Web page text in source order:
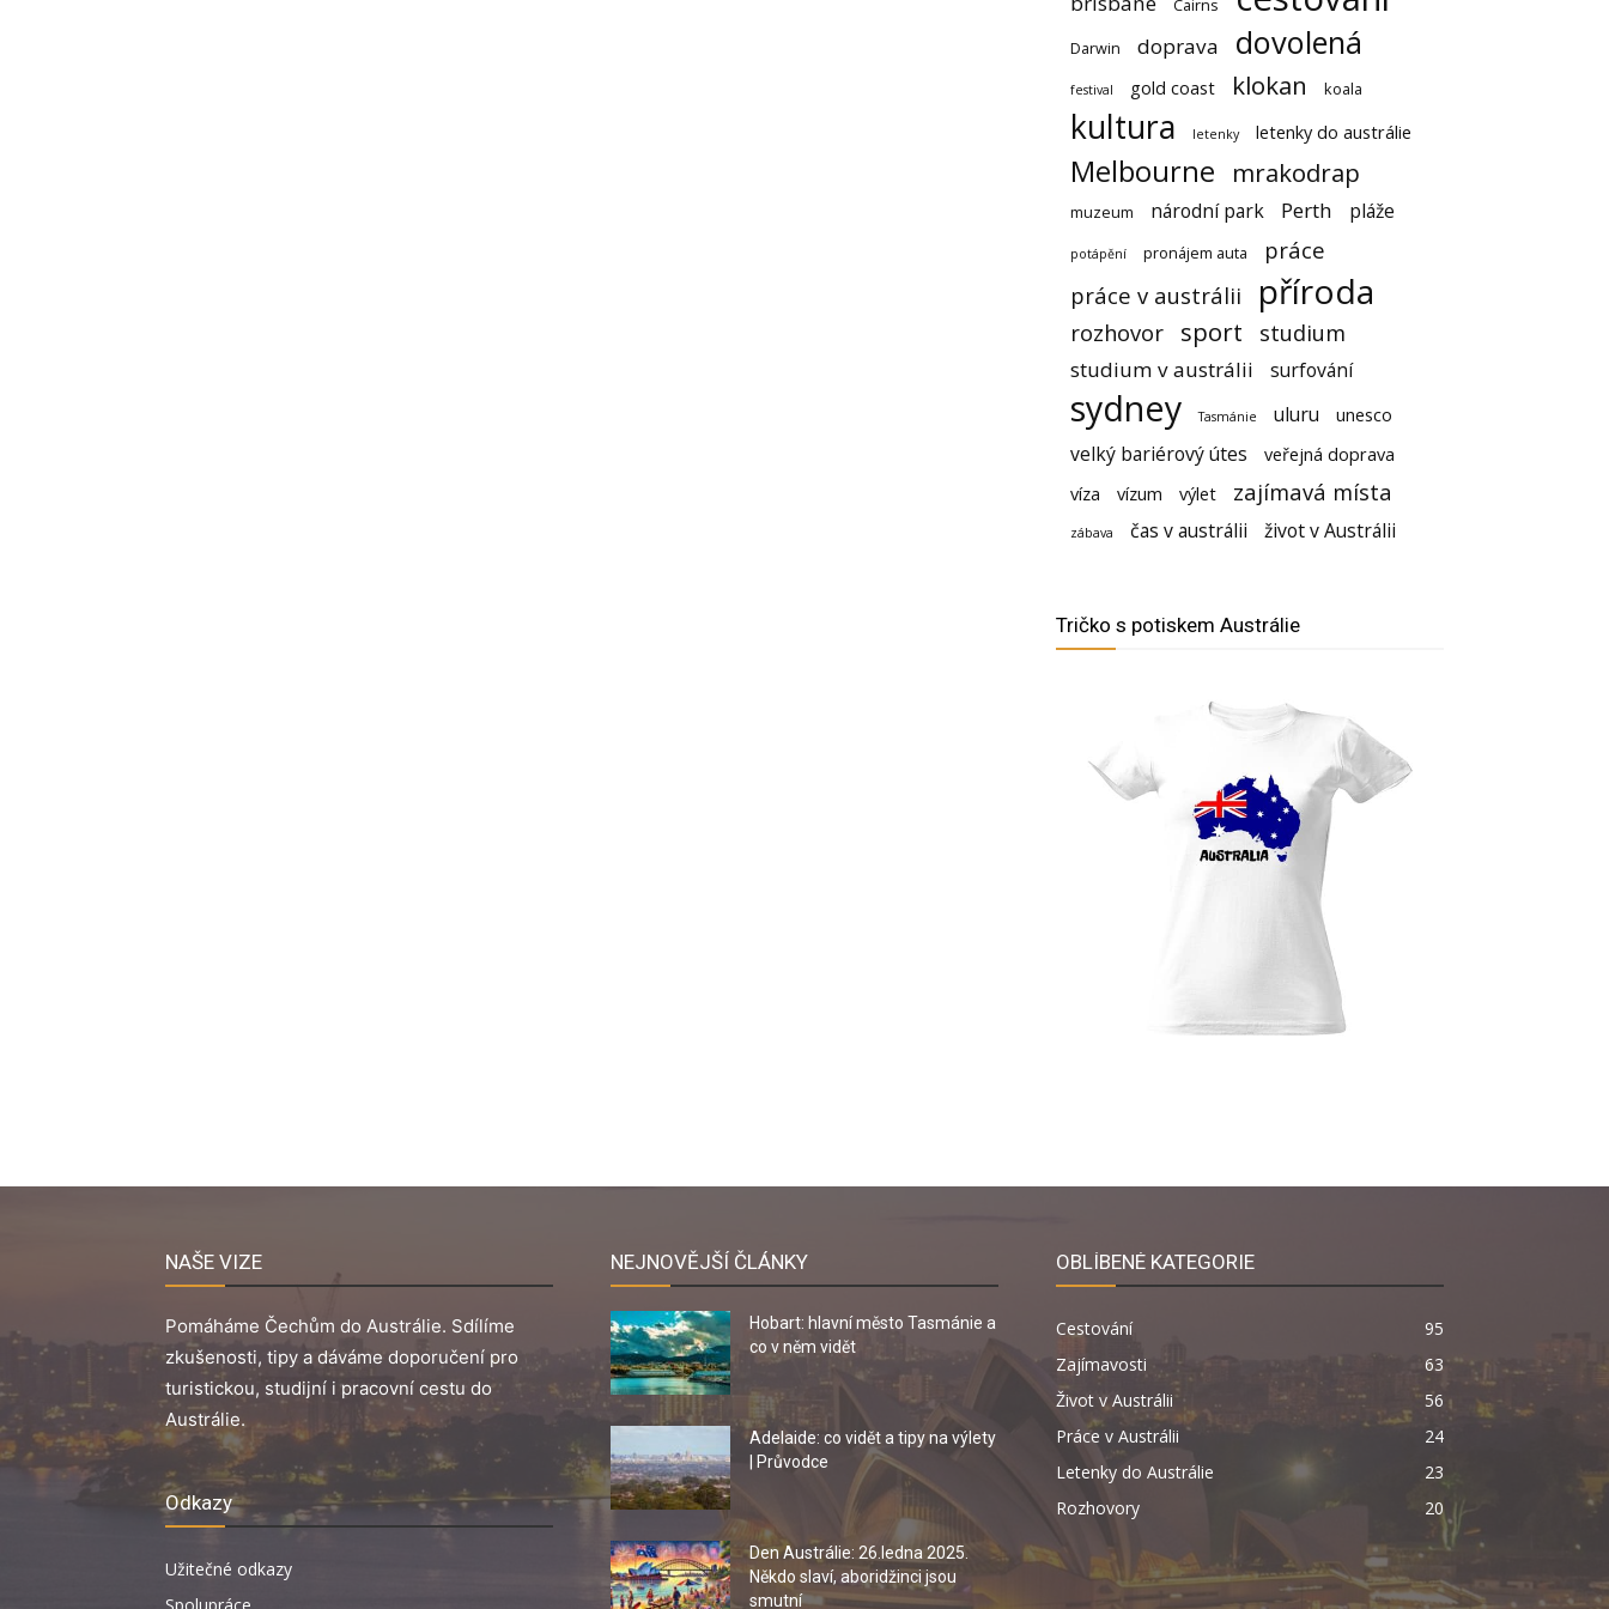
Cairns
Darwin doprava dovolená
festival gold coast klokan koala
kultura letenky letenky do austrálie
Melbourne mrakodrap
muzeum národní park Perth pláže
potápění pronájem auta
práce
práce v austrálii
příroda
rozhovor sport studium
studium v austrálii surfování
sydney Tasmánie uluru unesco
velký bariérový útes
veřejná doprava
víza
vízum výlet zajímavá místa
zábava čas v austrálii život v Austrálii
Tričko s potiskem Austrálie
NAŠE VIZE
Pomáháme Čechům do Austrálie. Sdílíme
zkušenosti, tipy a dáváme doporučení pro
turistickou, studijní i pracovní cestu do
Austrálie.
Odkazy
Užitečné odkazy
NEJNOVĚJŠÍ ČLÁNKY
Hobart: hlavní město Tasmánie a
co v něm vidět
Adelaide: co vidět a tipy na výlety
| Průvodce
Den Austrálie: 26.ledna 2025.
Někdo slaví, aboridžinci jsou
smutní
OBLÍBENÉ KATEGORIE
Cestování
95
Zajímavosti
63
Život v Austrálii
56
Práce v Austrálii
24
Letenky do Austrálie
23
Rozhovory
20